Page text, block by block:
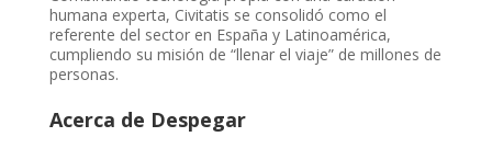
humana experta, Civitatis se consolidó como el
referente del sector en España y Latinoamérica,
cumpliendo su misión de “llenar el viaje” de millones de
personas.
Acerca de Despegar